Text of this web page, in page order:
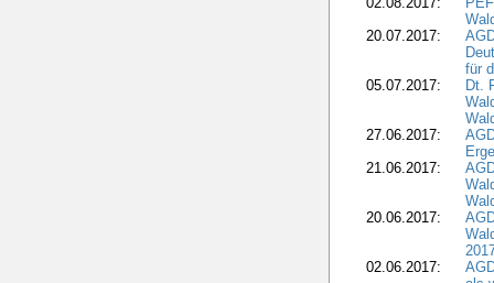
20.07.2017:
für
05.07.2017:
Dt.
27.06.2017:
21.06.2017:
20.06.2017:
02.06.2017: